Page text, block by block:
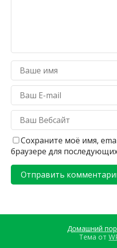
Сохраните моё имя,
браузере для
Домашний
Тема от